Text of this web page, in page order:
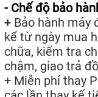
- Chế độ bảo
+ Bảo hành máy
kể từ ngày mua
chữa, kiểm tra
chậm, giao trả
+ Miễn phí thay